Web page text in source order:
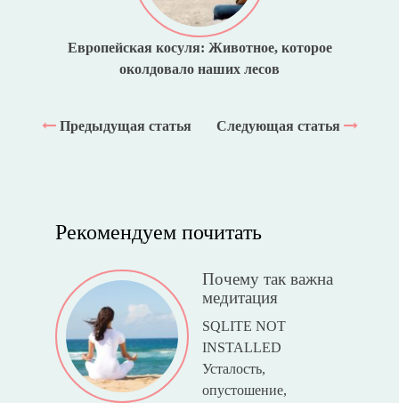
Европейская косуля: Животное, которое
околдовало наших лесов
Предыдущая статья Следующая статья
Рекомендуем почитать
Почему так важна
медитация
SQLITE NOT
INSTALLED
Усталость,
опустошение,